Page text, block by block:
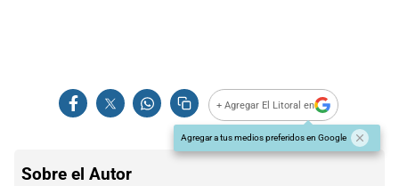
+ Agregar El Litoral en
Agregar a tus medios preferidos en Google
Sobre el Autor